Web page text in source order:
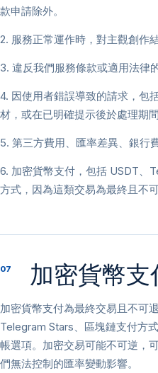
款申請除外。
2. 服務正常運作時，對主觀創作
3. 違反我們服務條款或適用法律
4. 因使用者錯誤導致的請求，包
材，或在已明確提示後於處理期間
5. 第三方費用、匯率差異、銀行
6. 加密貨幣支付，包括 USDT、
方式，因為這類交易為最終且不可
07 加密貨幣支
加密貨幣支付為最終交易且不可
Telegram Stars、區塊鏈支付方
帳選項。加密交易可能不可逆，
們無法控制的匯率變動影響。